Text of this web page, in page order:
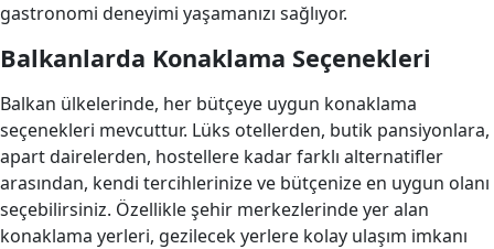
gastronomi deneyimi yaşamanızı sağlıyor.
Balkanlarda Konaklama Seçenekleri
Balkan ülkelerinde, her bütçeye uygun konaklama
seçenekleri mevcuttur. Lüks otellerden, butik pansiyonlara,
apart dairelerden, hostellere kadar farklı alternatifler
arasından, kendi tercihlerinize ve bütçenize en uygun olanı
seçebilirsiniz. Özellikle şehir merkezlerinde yer alan
konaklama yerleri, gezilecek yerlere kolay ulaşım imkanı